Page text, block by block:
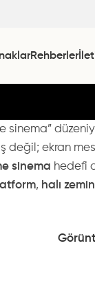
Rehberler
sinema”
değil; ekran
sinema hedefi
, halı zemin